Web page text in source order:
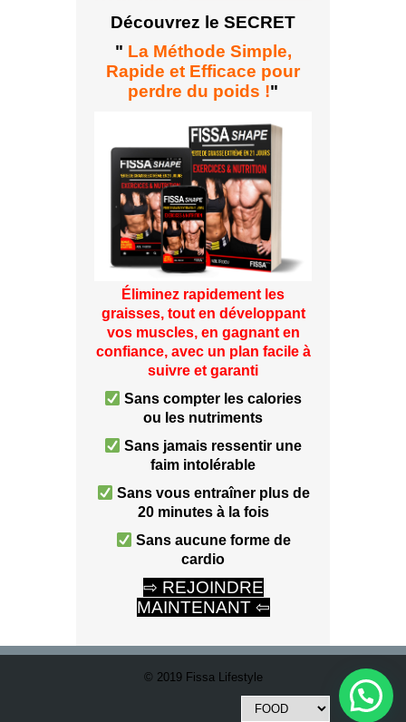
Découvrez le SECRET
" La Méthode Simple,
Rapide et Efficace pour
perdre du poids !"
Éliminez rapidement les
graisses, tout en développant
vos muscles, en gagnant en
confiance, avec un plan facile à
suivre et garanti
Sans compter les calories
ou les nutriments
Sans jamais ressentir une
faim intolérable
Sans vous entraîner plus de
20 minutes à la fois
Sans aucune forme de
cardio
⇨ REJOINDRE
MAINTENANT ⇦
© 2019 Fissa Lifestyle